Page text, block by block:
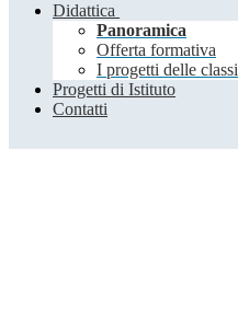
Didattica
Panoramica
Offerta formativa
I progetti delle classi
Progetti di Istituto
Contatti